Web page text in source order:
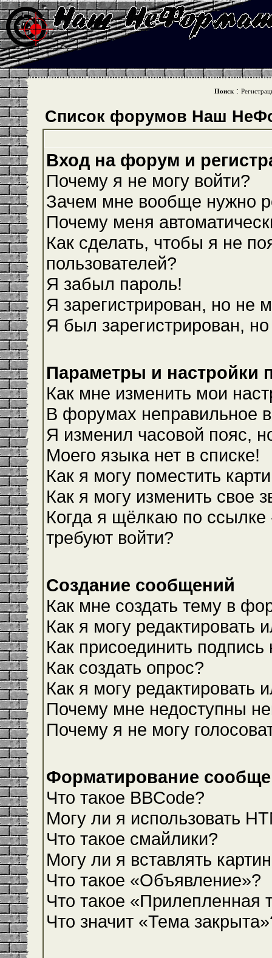
Поиск :
Список форумов Наш
Вход на форум и
Почему я не могу войти?
Зачем мне вообще нужно
Почему меня
Как сделать, чтобы я не
пользователей?
Я забыл пароль!
Я зарегистрирован, но не
Я был зарегистрирован,
Параметры и настройки
Как мне изменить мои
В форумах неправильное
Я изменил часовой пояс,
Моего языка нет в списке!
Как я могу поместить
Как я могу изменить свое
Когда я щёлкаю по ссылке
требуют войти?
Создание сообщений
Как мне создать тему в
Как я могу редактировать
Как присоединить
Как создать опрос?
Как я могу редактировать
Почему мне недоступны
Почему я не могу
Форматирование
Что такое BBCode?
Могу ли я использовать
Что такое смайлики?
Могу ли я вставлять
Что такое «Объявление»?
Что такое «Прилепленная
Что значит «Тема